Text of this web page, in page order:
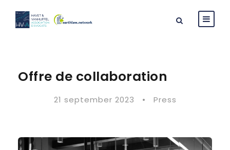
Offre de collaboration
21 september 2023 • Press